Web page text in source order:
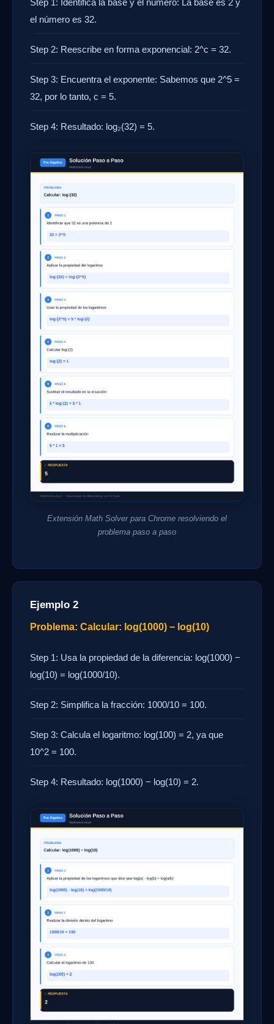
Step 1: Identifica la base y el número: La base es 2 y
el número es 32.
Step 2: Reescribe en forma exponencial: 2^c = 32.
Step 3: Encuentra el exponente: Sabemos que 2^5 =
32, por lo tanto, c = 5.
Step 4: Resultado: log₂(32) = 5.
Extensión Math Solver para Chrome resolviendo el
problema paso a paso
Ejemplo 2
Problema: Calcular: log(1000) − log(10)
Step 1: Usa la propiedad de la diferencia: log(1000) −
log(10) = log(1000/10).
Step 2: Simplifica la fracción: 1000/10 = 100.
Step 3: Calcula el logaritmo: log(100) = 2, ya que
10^2 = 100.
Step 4: Resultado: log(1000) − log(10) = 2.